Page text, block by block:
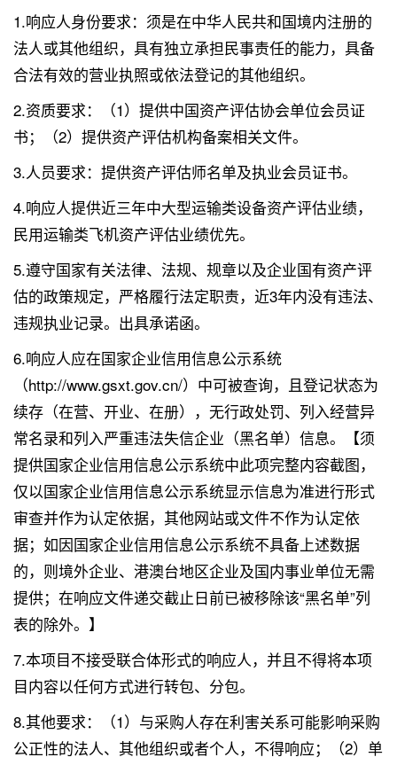
1.响应人身份要求：须是在中华人民共和国境内注册的
法人或其他组织，具有独立承担民事责任的能力，具备
合法有效的营业执照或依法登记的其他组织。
2.资质要求：（1）提供中国资产评估协会单位会员证
书；（2）提供资产评估机构备案相关文件。
3.人员要求：提供资产评估师名单及执业会员证书。
4.响应人提供近三年中大型运输类设备资产评估业绩，
民用运输类飞机资产评估业绩优先。
5.遵守国家有关法律、法规、规章以及企业国有资产评
估的政策规定，严格履行法定职责，近3年内没有违法、
违规执业记录。出具承诺函。
6.响应人应在国家企业信用信息公示系统
（http://www.gsxt.gov.cn/）中可被查询，且登记状态为
续存（在营、开业、在册），无行政处罚、列入经营异
常名录和列入严重违法失信企业（黑名单）信息。【须
提供国家企业信用信息公示系统中此项完整内容截图，
仅以国家企业信用信息公示系统显示信息为准进行形式
审查并作为认定依据，其他网站或文件不作为认定依
据；如因国家企业信用信息公示系统不具备上述数据
的，则境外企业、港澳台地区企业及国内事业单位无需
提供；在响应文件递交截止日前已被移除该“黑名单”列
表的除外。】
7.本项目不接受联合体形式的响应人，并且不得将本项
目内容以任何方式进行转包、分包。
8.其他要求：（1）与采购人存在利害关系可能影响采购
公正性的法人、其他组织或者个人，不得响应；（2）单